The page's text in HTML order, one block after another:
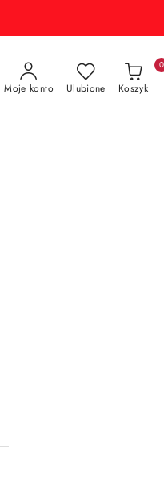
Moje konto Ulubione Koszyk
0